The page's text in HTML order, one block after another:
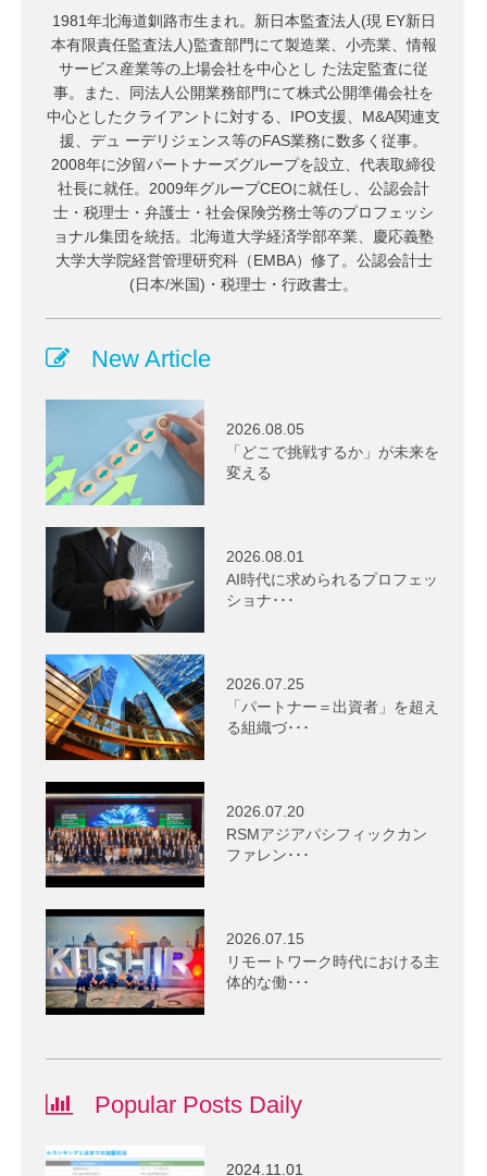
1981年北海道釧路市生まれ。新日本監査法人(現 EY新日
本有限責任監査法人)監査部門にて製造業、小売業、情報
サービス産業等の上場会社を中心とし た法定監査に従
事。また、同法人公開業務部門にて株式公開準備会社を
中心としたクライアントに対する、IPO支援、M&A関連支
援、デュ ーデリジェンス等のFAS業務に数多く従事。
2008年に汐留パートナーズグループを設立、代表取締役
社長に就任。2009年グループCEOに就任し、公認会計
士・税理士・弁護士・社会保険労務士等のプロフェッシ
ョナル集団を統括。北海道大学経済学部卒業、慶応義塾
大学大学院経営管理研究科（EMBA）修了。公認会計士
(日本/米国)・税理士・行政書士。
New Article
2026.08.05
「どこで挑戦するか」が未来を
変える
2026.08.01
AI時代に求められるプロフェッ
ショナ･･･
2026.07.25
「パートナー＝出資者」を超え
る組織づ･･･
2026.07.20
RSMアジアパシフィックカン
ファレン･･･
2026.07.15
リモートワーク時代における主
体的な働･･･
Popular Posts Daily
2024.11.01